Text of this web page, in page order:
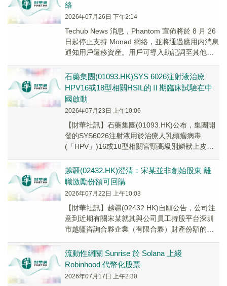
絡
2026年07月26日 下午2:14
Techub News 消息，Phantom 宣佈將於 8 月 26
日起停止支持 Monad 網絡，並將通過應用内消息
通知用戶遷移資産。用戶可導入助記詞至其他錢
石藥集團(01093.HK)SYS 6026注射液治療
HPV16或18型相關HSIL的Ⅱ期臨床試驗在中
國啟動
2026年07月23日 上午10:06
【財華社訊】石藥集團(01093.HK)公布，集團開
發的SYS6026注射液用於治療人乳頭瘤病毒
(「HPV」)16或18型相關宮頸高級別鱗狀上皮內
越疆(02432.HK)澄清：宋某並非創始股東 離
職激勵份額可回購
2026年07月22日 上午10:03
【財華社訊】越疆(02432.HK)自願公告，公司注
意到近期有關宋某就其與公司員工持股平台深圳
市越疆咨詢合夥企業（有限合夥）財產份額的不
如...
流動性網關 Sunrise 於 Solana 上綫
Robinhood 代幣化股票
2026年07月17日 上午2:30